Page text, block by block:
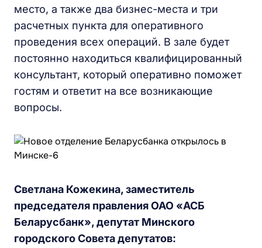
место, а также два бизнес-места и три
расчетных пункта для оперативного
проведения всех операций. В зале будет
постоянно находиться квалифицированный
консультант, который оперативно поможет
гостям и ответит на все возникающие
вопросы.
Светлана Кожекина, заместитель
председателя правления ОАО «АСБ
Беларусбанк», депутат Минского
городского Совета депутатов: